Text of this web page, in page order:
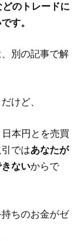
のトレードに
す。
別の記事で解
けど、
本円とを売買
ではあなたが
ないからで
ちのお金がゼ